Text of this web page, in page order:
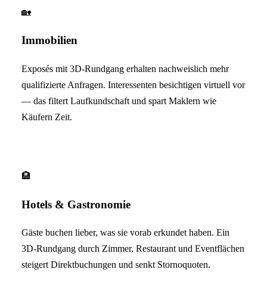
🏡
Immobilien
Exposés mit 3D-Rundgang erhalten nachweislich mehr
qualifizierte Anfragen. Interessenten besichtigen virtuell vor
— das filtert Laufkundschaft und spart Maklern wie
Käufern Zeit.
🏨
Hotels & Gastronomie
Gäste buchen lieber, was sie vorab erkundet haben. Ein
3D-Rundgang durch Zimmer, Restaurant und Eventflächen
steigert Direktbuchungen und senkt Stornoquoten.